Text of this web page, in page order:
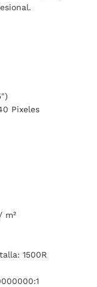
Pixeles
m²
1500R